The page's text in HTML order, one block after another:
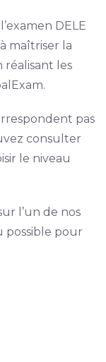
DELE
maîtriser la
réalisant les
pas
consulter
le niveau
l’un de nos
possible pour